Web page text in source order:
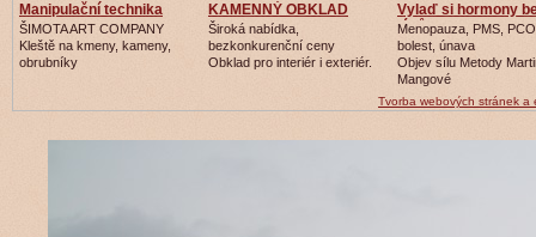
Manipulační technika
ŠIMOTA ART COMPANY
Kleště na kmeny, kameny,
obrubníky
KAMENNÝ OBKLAD
Široká nabídka,
bezkonkurenční ceny
Obklad pro interiér i exteriér.
Vylaď si hormony
léků
Menopauza, PMS,
bolest, únava
Objev sílu Metody
Mangové
Tvorba webových stránek a